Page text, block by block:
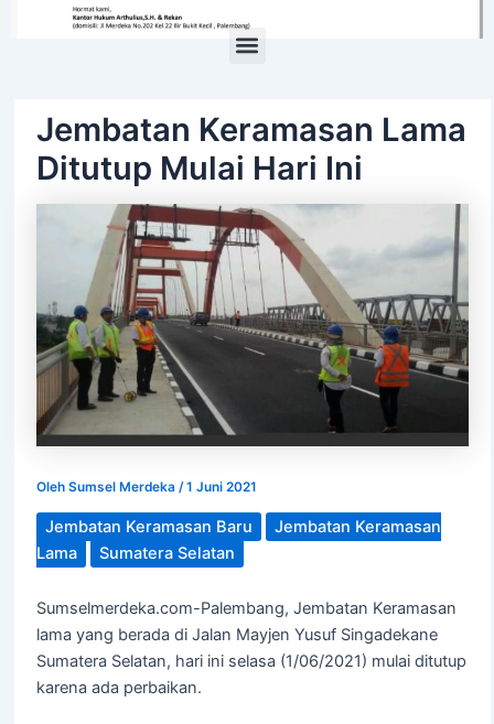
Jembatan Keramasan Lama
Ditutup Mulai Hari Ini
Oleh Sumsel Merdeka /1 Juni 2021
Jembatan Keramasan Baru
Jembatan Keramasan
Lama
Sumatera Selatan
Sumselmerdeka.com-Palembang, Jembatan Keramasan
lama yang berada di Jalan Mayjen Yusuf Singadekane
Sumatera Selatan, hari ini selasa (1/06/2021) mulai ditutup
karena ada perbaikan.